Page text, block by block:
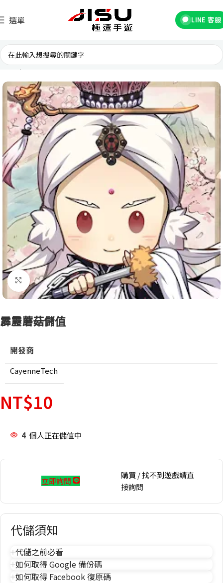
選單 LINE 客服
首頁 台灣遊戲
點擊放大
霹靂蘑菇儲值
開發商
CayenneTech
NT$10
4 個人正在儲值中
立即詢問
購買 / 找不到遊戲請直
接詢問
代儲須知
代儲之前必看
如何取得 Google 備份碼
如何取得 Facebook 復原碼